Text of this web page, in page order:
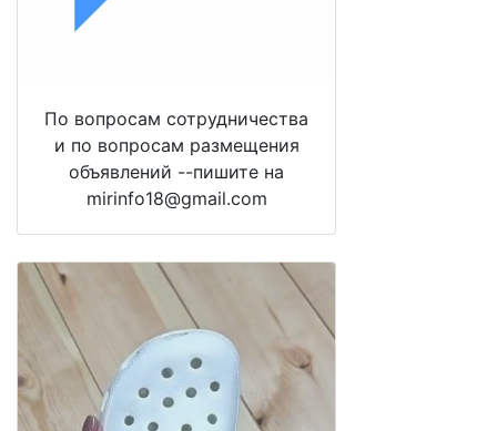
По вопросам сотрудничества
и по вопросам размещения
объявлений --пишите на
mirinfo18@gmail.com